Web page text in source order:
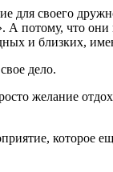
для своего
потому, что
и близких,
дело.
желание
которое